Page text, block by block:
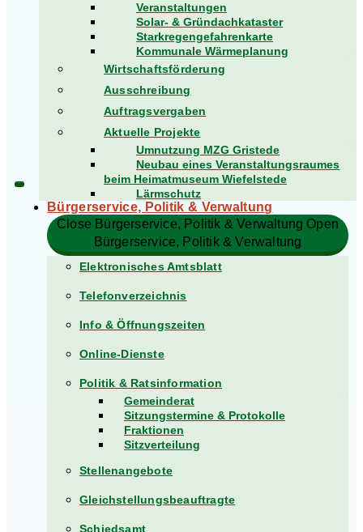
Veranstaltungen
Solar- & Gründachkataster
Starkregengefahrenkarte
Kommunale Wärmeplanung
Wirtschaftsförderung
Ausschreibung
Auftragsvergaben
Aktuelle Projekte
Umnutzung MZG Gristede
Neubau eines Veranstaltungsraumes
beim Heimatmuseum Wiefelstede
Lärmschutz
Bürgerservice, Politik & Verwaltung​
Close Bürgerservice, Politik & Verwaltung​ Open
Bürgerservice, Politik & Verwaltung​
Elektronisches Amtsblatt
Telefonverzeichnis
Info & Öffnungszeiten
Online-Dienste
Politik & Ratsinformation
Gemeinderat
Sitzungstermine & Protokolle
Fraktionen
Sitzverteilung
Stellenangebote
Gleichstellungsbeauftragte
Schiedsamt